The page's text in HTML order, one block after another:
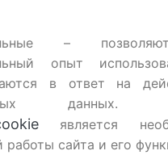
–
опыт
в ответ на
является
работы сайта и его